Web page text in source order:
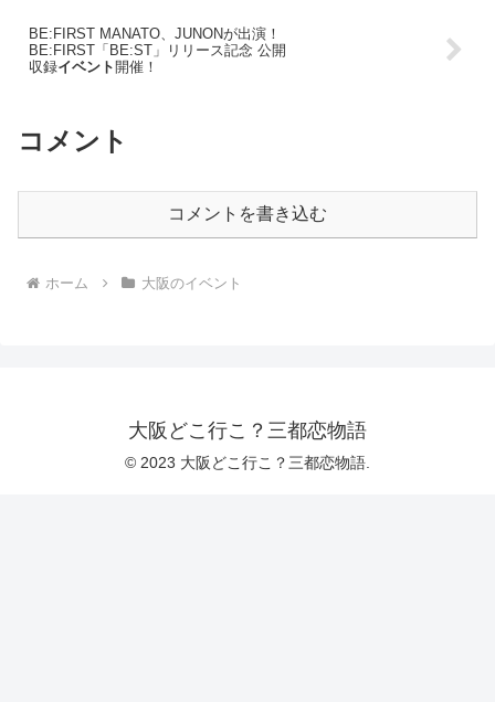
BE:FIRST MANATO、JUNONが出演！
BE:FIRST「BE:ST」リリース記念 公開
収録イベント開催！
コメント
コメントを書き込む
ホーム 大阪のイベント
大阪どこ行こ？三都恋物語
© 2023 大阪どこ行こ？三都恋物語.